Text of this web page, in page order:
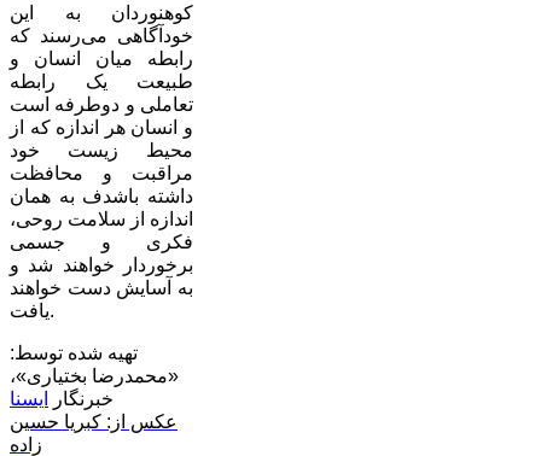
کوهنوردان به این
خودآگاهی می‌رسند که
رابطه میان انسان و
طبیعت یک رابطه
تعاملی و دوطرفه است
و انسان هر اندازه که از
محیط زیست خود
مراقبت و محافظت
داشته باشدف به همان
اندازه از سلامت روحی،
فکری و جسمی
برخوردار خواهند شد و
به آسایش دست خواهند
یافت.
تهیه شده توسط:
«محمدرضا بختیاری»،
خبرنگار
ایسنا
عکس از: کبریا حسین
زاده